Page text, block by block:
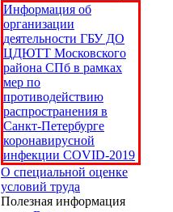
Информация об
организации
деятельности ГБУ ДО
ЦДЮТТ Московского
района СПб в рамках
мер по
противодействию
распространения в
Санкт-Петербурге
коронавирусной
инфекции COVID-2019
О специальной оценке
условий труда
Полезная информация